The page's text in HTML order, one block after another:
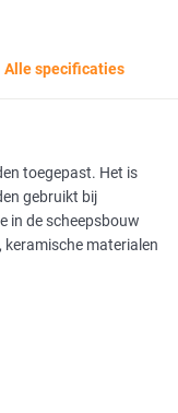
Alle specificaties
toegepast. Het is
gebruikt bij
in de scheepsbouw
materialen